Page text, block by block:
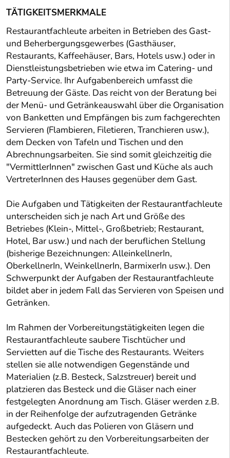
TÄTIGKEITSMERKMALE
Restaurantfachleute arbeiten in Betrieben des Gast-
und Beherbergungsgewerbes (Gasthäuser,
Restaurants, Kaffeehäuser, Bars, Hotels usw.) oder in
Dienstleistungsbetrieben wie etwa im Catering- und
Party-Service. Ihr Aufgabenbereich umfasst die
Betreuung der Gäste. Das reicht von der Beratung bei
der Menü- und Getränkeauswahl über die Organisation
von Banketten und Empfängen bis zum fachgerechten
Servieren (Flambieren, Filetieren, Tranchieren usw.),
dem Decken von Tafeln und Tischen und den
Abrechnungsarbeiten. Sie sind somit gleichzeitig die
"VermittlerInnen" zwischen Gast und Küche als auch
VertreterInnen des Hauses gegenüber dem Gast.
Die Aufgaben und Tätigkeiten der Restaurantfachleute
unterscheiden sich je nach Art und Größe des
Betriebes (Klein-, Mittel-, Großbetrieb; Restaurant,
Hotel, Bar usw.) und nach der beruflichen Stellung
(bisherige Bezeichnungen: AlleinkellnerIn,
OberkellnerIn, WeinkellnerIn, BarmixerIn usw.). Den
Schwerpunkt der Aufgaben der Restaurantfachleute
bildet aber in jedem Fall das Servieren von Speisen und
Getränken.
Im Rahmen der Vorbereitungstätigkeiten legen die
Restaurantfachleute saubere Tischtücher und
Servietten auf die Tische des Restaurants. Weiters
stellen sie alle notwendigen Gegenstände und
Materialien (z.B. Besteck, Salzstreuer) bereit und
platzieren das Besteck und die Gläser nach einer
festgelegten Anordnung am Tisch. Gläser werden z.B.
in der Reihenfolge der aufzutragenden Getränke
aufgedeckt. Auch das Polieren von Gläsern und
Bestecken gehört zu den Vorbereitungsarbeiten der
Restaurantfachleute.